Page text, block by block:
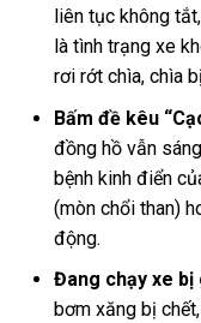
liên tục không
là tình trạng xe
rơi rớt chìa, chìa
Bấm đề kêu
đồng hồ vẫn
bệnh kinh điển
(mòn chổi than)
động.
Đang chạy xe
bơm xăng bị